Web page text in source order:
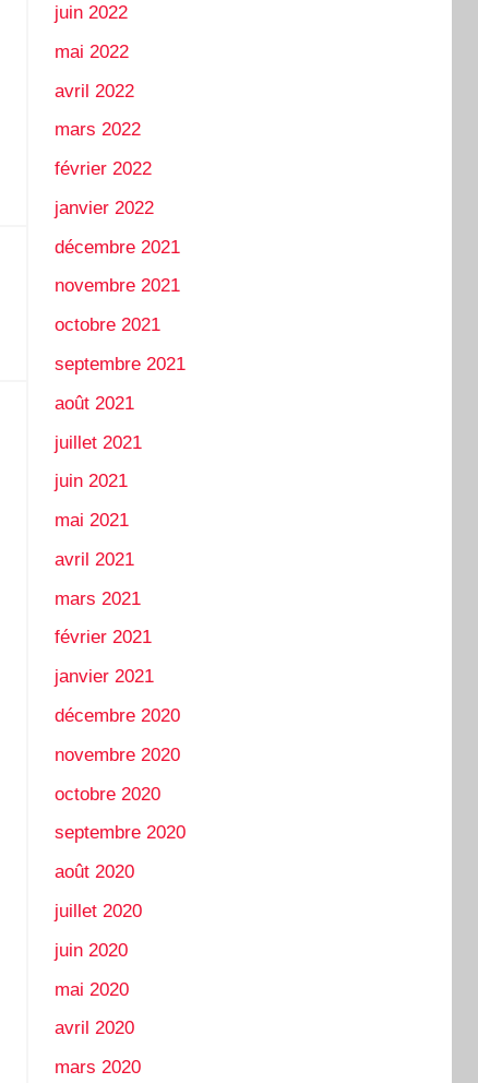
juin 2022
mai 2022
avril 2022
mars 2022
février 2022
janvier 2022
décembre 2021
novembre 2021
octobre 2021
septembre 2021
août 2021
juillet 2021
juin 2021
mai 2021
avril 2021
mars 2021
février 2021
janvier 2021
décembre 2020
novembre 2020
octobre 2020
septembre 2020
août 2020
juillet 2020
juin 2020
mai 2020
avril 2020
mars 2020